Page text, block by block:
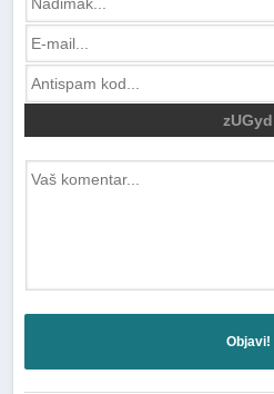
zUGyd
Objavi!